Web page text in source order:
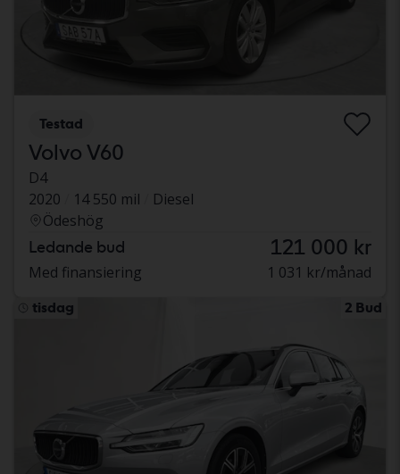
Testad
Volvo V60
D4
2020
14 550 mil
Diesel
Ödeshög
Ledande bud 121 000 kr
Med finansiering 1 031 kr/månad
tisdag 2 Bud